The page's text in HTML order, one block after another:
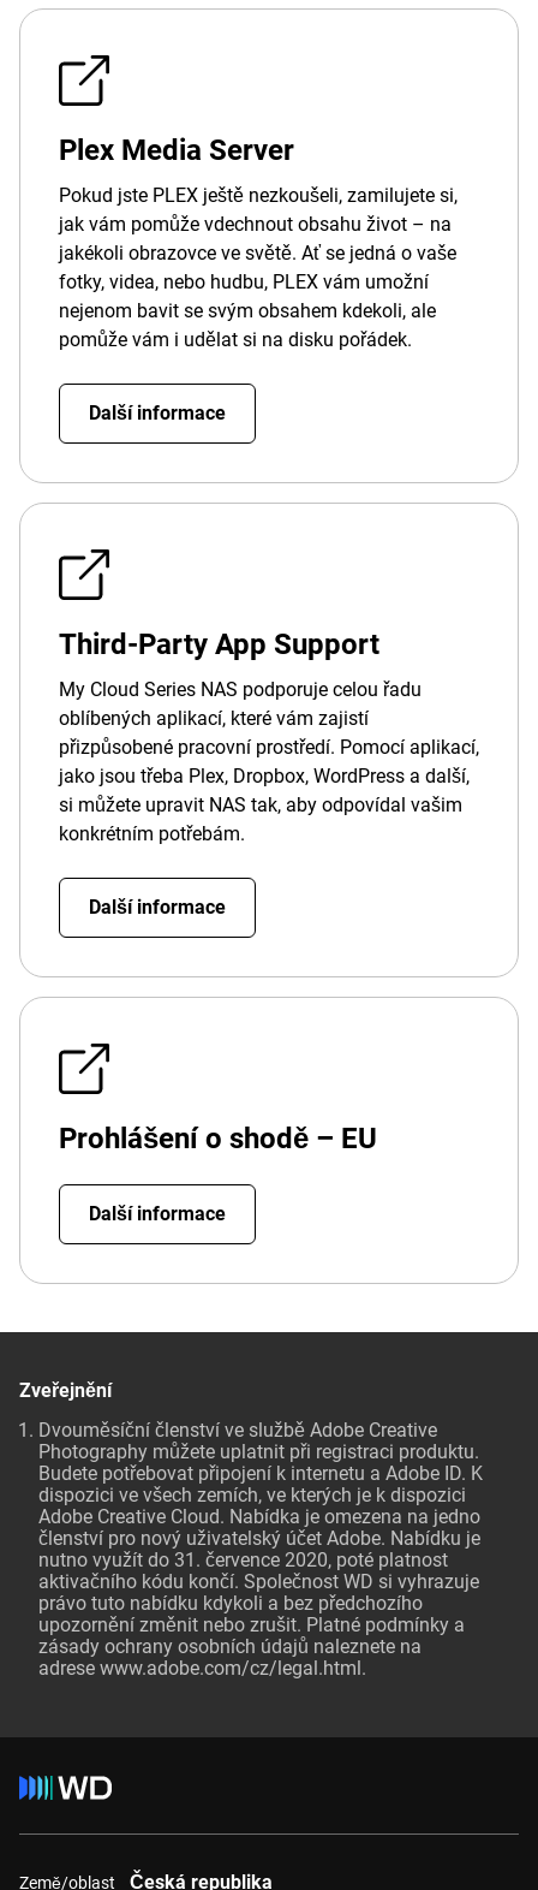
Plex Media Server
Pokud jste PLEX ještě nezkoušeli, zamilujete si,
jak vám pomůže vdechnout obsahu život – na
jakékoli obrazovce ve světě. Ať se jedná o vaše
fotky, videa, nebo hudbu, PLEX vám umožní
nejenom bavit se svým obsahem kdekoli, ale
pomůže vám i udělat si na disku pořádek.
Další informace
Third-Party App Support
My Cloud Series NAS podporuje celou řadu
oblíbených aplikací, které vám zajistí
přizpůsobené pracovní prostředí. Pomocí aplikací,
jako jsou třeba Plex, Dropbox, WordPress a další,
si můžete upravit NAS tak, aby odpovídal vašim
konkrétním potřebám.
Další informace
Prohlášení o shodě – EU
Další informace
Zveřejnění
Dvouměsíční členství ve službě Adobe Creative
Photography můžete uplatnit při registraci produktu.
Budete potřebovat připojení k internetu a Adobe ID. K
dispozici ve všech zemích, ve kterých je k dispozici
Adobe Creative Cloud. Nabídka je omezena na jedno
členství pro nový uživatelský účet Adobe. Nabídku je
nutno využít do 31. července 2020, poté platnost
aktivačního kódu končí. Společnost WD si vyhrazuje
právo tuto nabídku kdykoli a bez předchozího
upozornění změnit nebo zrušit. Platné podmínky a
zásady ochrany osobních údajů naleznete na
adrese www.adobe.com/cz/legal.html.
Země/oblast Česká republika